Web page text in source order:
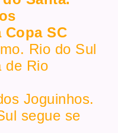
SC
Rio do Sul
de Rio
Joguinhos.
segue se